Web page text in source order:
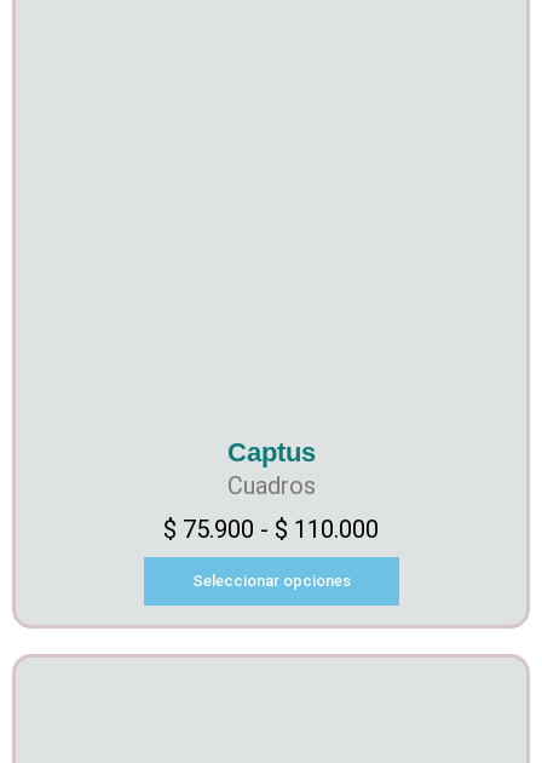
Captus
Cuadros
$ 75.900 - $ 110.000
Seleccionar opciones